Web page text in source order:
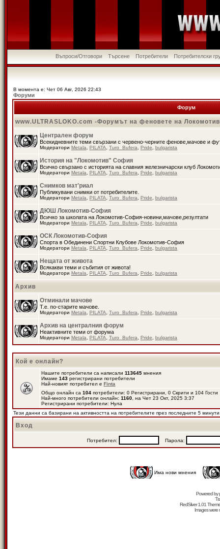
Въпроси/Отговори Търсене Потребители Потребителски
В момента е: Чет 06 Авг, 2026 22:43
Форуми
Форум
www.ULTRASLOKO.com -Форумът на феновете на
Централен форум
Всекидневните теми свързани с червено-черните фенове,мачове и
Модератори Metala PILATA Turo_Bufera Pride bulgarista
История на "Локомотив" София
Всичко свързано с историята на славния железничарски клуб
Модератори Metala PILATA Turo_Bufera Pride bulgarista
Снимков мат'риал
Публикувани снимки от потребителите.
Модератори Metala PILATA Turo_Bufera Pride bulgarista
ДЮШ Локомотив-София
Всичко за школата на Локомотив-София-новини,мачове,резултати
Модератори Metala PILATA Turo_Bufera Pride bulgarista
ОСК Локомотив-София
Спорта в Обединени Спортни Клубове Локомотив-София
Модератори Metala PILATA Turo_Bufera Pride bulgarista
Нещата от живота
Всякакви теми и събития от живота!
Модератори Metala PILATA Turo_Bufera Pride bulgarista
Архив
Отминали мачове
Т.е. по-старите мачове.
Модератори Metala PILATA Turo_Bufera Pride bulgarista
Архив на централния форум
Неактивните теми от форума
Модератори Metala PILATA Turo_Bufera Pride bulgarista
Кой е онлайн?
Нашите потребители са написали 113645 мнения
Имаме 143 регистрирани потребители
Най-новият потребител е Finta
Общо онлайн са 104 потребители: 0 Регистрирани, 0 Скрити и 104
Най-много потребители онлайн: 1160 , на Чет 23 Окт, 2025 3:37
Регистрирани потребители: Нула
Тези данни са базирани на активността на потребителите през последните 5 минути
Вход
Потребител: Парола:
Има нови мнения
Powered by
RedSilver 1.01
Images were